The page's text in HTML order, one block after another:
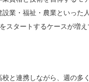
業・福祉・農業といった
タートするケースが増え
と連携しながら、週の多